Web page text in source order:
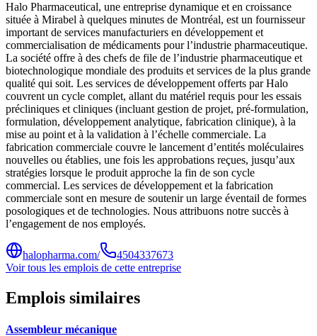
Halo Pharmaceutical, une entreprise dynamique et en croissance
située à Mirabel à quelques minutes de Montréal, est un fournisseur
important de services manufacturiers en développement et
commercialisation de médicaments pour l’industrie pharmaceutique.
La société offre à des chefs de file de l’industrie pharmaceutique et
biotechnologique mondiale des produits et services de la plus grande
qualité qui soit. Les services de développement offerts par Halo
couvrent un cycle complet, allant du matériel requis pour les essais
précliniques et cliniques (incluant gestion de projet, pré-formulation,
formulation, développement analytique, fabrication clinique), à la
mise au point et à la validation à l’échelle commerciale. La
fabrication commerciale couvre le lancement d’entités moléculaires
nouvelles ou établies, une fois les approbations reçues, jusqu’aux
stratégies lorsque le produit approche la fin de son cycle
commercial. Les services de développement et la fabrication
commerciale sont en mesure de soutenir un large éventail de formes
posologiques et de technologies. Nous attribuons notre succès à
l’engagement de nos employés.
halopharma.com/
4504337673
Voir tous les emplois de cette entreprise
Emplois similaires
Assembleur mécanique